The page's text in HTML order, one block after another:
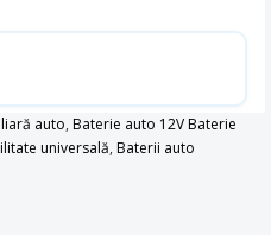
auto, Baterie auto 12V Baterie
universală, Baterii auto